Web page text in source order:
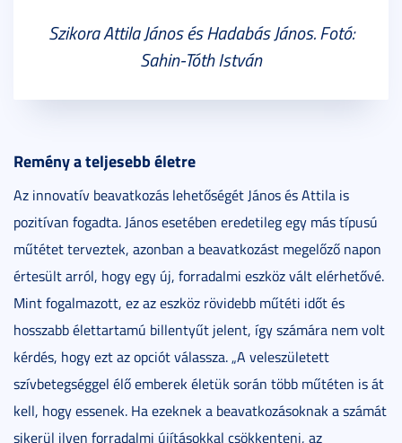
Szikora Attila János és Hadabás János. Fotó:
Sahin-Tóth István
Remény a teljesebb életre
Az innovatív beavatkozás lehetőségét János és Attila is
pozitívan fogadta. János esetében eredetileg egy más típusú
műtétet terveztek, azonban a beavatkozást megelőző napon
értesült arról, hogy egy új, forradalmi eszköz vált elérhetővé.
Mint fogalmazott, ez az eszköz rövidebb műtéti időt és
hosszabb élettartamú billentyűt jelent, így számára nem volt
kérdés, hogy ezt az opciót válassza. „A veleszületett
szívbetegséggel élő emberek életük során több műtéten is át
kell, hogy essenek. Ha ezeknek a beavatkozásoknak a számát
sikerül ilyen forradalmi újításokkal csökkenteni, az